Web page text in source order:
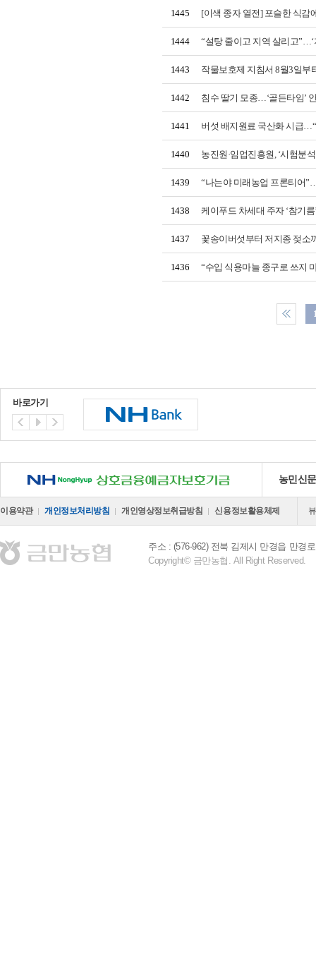
1445 [이색 종자 열전] 포슬한 식감
1444 “설탕 줄이고 지역 살리고
1443 작물보호제 지침서 8월3일부
1442 침수 딸기 모종…‘골든타임’
1441 버섯 배지원료 국산화 시급
1440 농진원·임업진흥원, ‘시험분
1439 “나는야 미래농업 프론티어
1438 케이푸드 차세대 주자 ‘참기
1437 꽃송이버섯부터 저지종 젖소
1436 “수입 식용마늘 종구로 쓰지
바로가기
NH 상호금융예금자보호기금 농민신
이용약관 개인정보처리방침 개인영상정보취급방침 신용정보활용체제
주소 : (576-962) 전북 김제시 만경읍 만경
Copyright© 금만농협. All Right Reserved.